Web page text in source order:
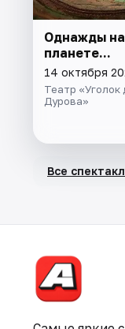
Однажды
планете...
14 октября
Театр «Уголок
Дурова»
Все